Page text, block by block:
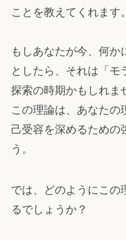
ことを教えてくれます。
もしあなたが今、何
としたら、それは「
探索の時期かもしれま
この理論は、あなたの
己受容を深めるための
う。
では、どのようにこ
るでしょうか？